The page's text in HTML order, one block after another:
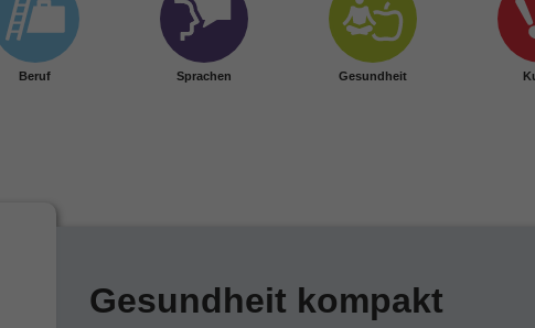
Beruf Sprachen Gesundheit
Gesundheit kompakt